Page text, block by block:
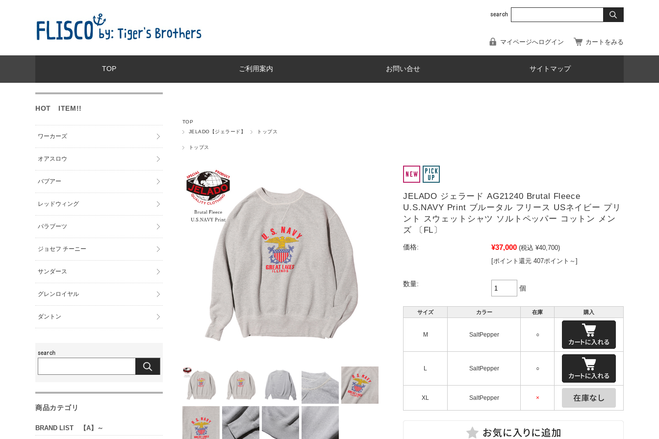
マイページへログイン カートをみる
TOP ご利用案内 お問い合せ サイトマップ
TOP
JELADO【ジェラード】
トップス
トップス
JELADO ジェラード AG21240 Brutal Fleece
U.S.NAVY Print ブルータル フリース USネイビー プリ
ント スウェットシャツ ソルトペッパー コットン メン
ズ 〔FL〕
価格: ¥37,000 (税込 ¥40,700)
[ポイント還元 407ポイント～]
数量:
個
サイズ カラー 在庫 購入
M SaltPepper ○
L SaltPepper ○
XL SaltPepper ×
HOT ITEM!!
ワーカーズ
オアスロウ
バブアー
レッドウィング
パラブーツ
ジョセフ チーニー
サンダース
グレンロイヤル
ダントン
商品カテゴリ
BRAND LIST 【A】～